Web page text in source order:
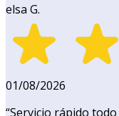
elsa G.
01/08/2026
“Servicio rápido